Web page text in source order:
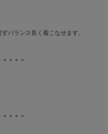
バランス良く着こなせます。
＊＊＊
＊＊＊